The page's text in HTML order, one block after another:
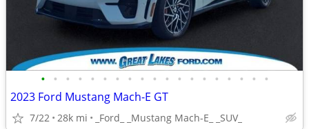
• • • • • • • • • • • • • • • • • • •
2023 Ford Mustang Mach-E GT
7/22 28k mi _Ford_ _Mustang Mach-E_ _SUV_